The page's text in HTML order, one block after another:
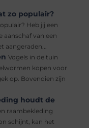
zo populair?
Heb jij een
aanschaf van een
aangeraden...
Vogels in de tuin
kopen voor
op. Bovendien zijn
houdt de
raambekleding
schijnt, kan het